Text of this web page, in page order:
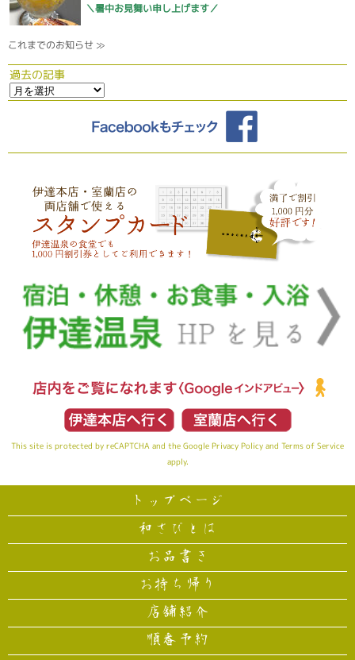
＼暑中お見舞い申し上げます／
これまでのお知らせ ≫
過去の記事
This site is protected by reCAPTCHA and the Google Privacy Policy and Terms of Service
apply.
トップページ
和さびとは
お品書き
お持ち帰り
店舗紹介
順番予約